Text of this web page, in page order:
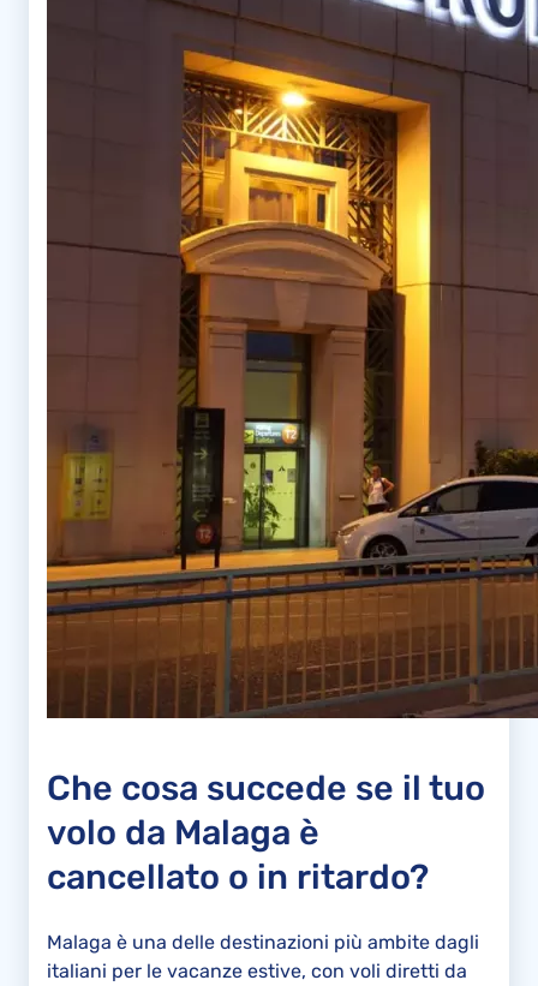
Che cosa succede se il tuo
volo da Malaga è
cancellato o in ritardo?
Malaga è una delle destinazioni più ambite dagli
italiani per le vacanze estive, con voli diretti da